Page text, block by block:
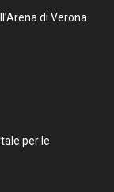
di Verona
per le